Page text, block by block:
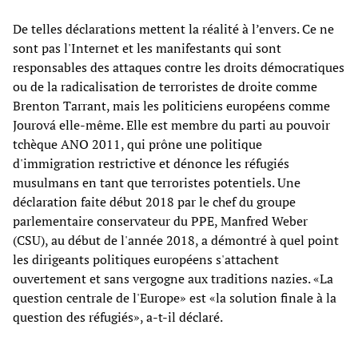
De telles déclarations mettent la réalité à l’envers. Ce ne
sont pas l'Internet et les manifestants qui sont
responsables des attaques contre les droits démocratiques
ou de la radicalisation de terroristes de droite comme
Brenton Tarrant, mais les politiciens européens comme
Jourová elle-même. Elle est membre du parti au pouvoir
tchèque ANO 2011, qui prône une politique
d'immigration restrictive et dénonce les réfugiés
musulmans en tant que terroristes potentiels. Une
déclaration faite début 2018 par le chef du groupe
parlementaire conservateur du PPE, Manfred Weber
(CSU), au début de l'année 2018, a démontré à quel point
les dirigeants politiques européens s'attachent
ouvertement et sans vergogne aux traditions nazies. «La
question centrale de l'Europe» est «la solution finale à la
question des réfugiés», a-t-il déclaré.